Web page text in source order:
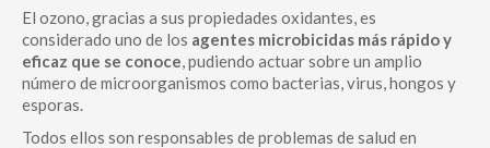
El ozono, gracias a sus propiedades oxidantes, es
considerado uno de los agentes microbicidas más rápido y
eficaz que se conoce, pudiendo actuar sobre un amplio
número de microorganismos como bacterias, virus, hongos y
esporas.
Todos ellos son responsables de problemas de salud en